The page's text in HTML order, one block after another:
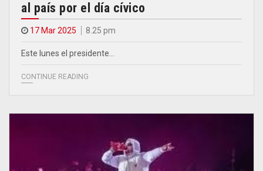
al país por el día cívico
17 Mar 2025 8.25 pm
Este lunes el presidente…
CONTINUE READING